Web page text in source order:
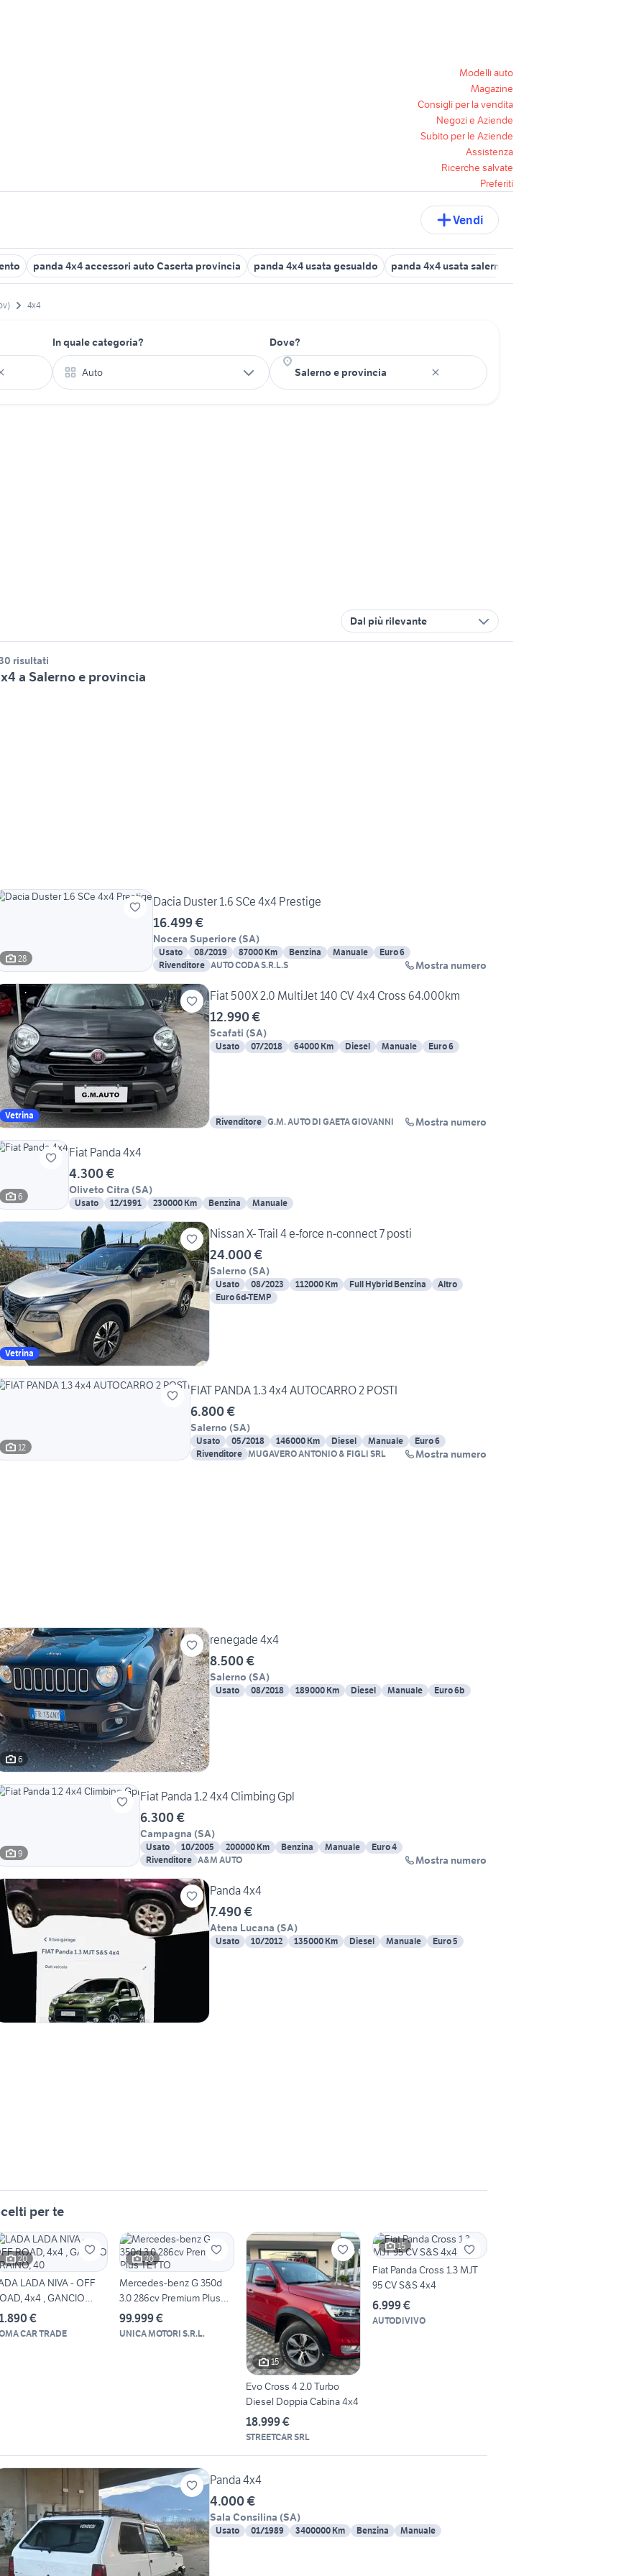
Modelli auto
Magazine
Consigli per la vendita
Negozi e Aziende
Subito per le Aziende
Assistenza
Ricerche salvate
Preferiti
Vendi
panda 4x4 accessori auto Caserta provincia panda 4x4 usata gesualdo panda 4x4 usata salerno e provincia
4x4
In quale categoria?
Auto
Dove?
Dal più rilevante
risultati
a Salerno e provincia
28
Dacia Duster 1.6 SCe 4x4 Prestige
16.499 €
Nocera Superiore (SA)
Usato 08/2019 87000 Km Benzina Manuale
Euro 6
Rivenditore AUTO CODA S.R.L.S Mostra numero
Vetrina
Fiat 500X 2.0 MultiJet 140 CV 4x4 Cross 64.000km
12.990 €
Scafati (SA)
Usato 07/2018 64000 Km Diesel Manuale Euro 6
Rivenditore G.M. AUTO DI GAETA GIOVANNI Mostra numero
6
Fiat Panda 4x4
4.300 €
Oliveto Citra (SA)
Usato 12/1991 230000 Km Benzina Manuale
Vetrina
Nissan X- Trail 4 e-force n-connect 7 posti
24.000 €
Salerno (SA)
Usato 08/2023 112000 Km Full Hybrid Benzina
Altro
Euro 6d-TEMP
12
FIAT PANDA 1.3 4x4 AUTOCARRO 2 POSTI
6.800 €
Salerno (SA)
Usato 05/2018 146000 Km Diesel Manuale
Euro 6
Rivenditore MUGAVERO ANTONIO & FIGLI SRL Mostra numero
6
renegade 4x4
8.500 €
Salerno (SA)
Usato 08/2018 189000 Km Diesel Manuale Euro 6b
9
Fiat Panda 1.2 4x4 Climbing Gpl
6.300 €
Campagna (SA)
Usato 10/2005 200000 Km Benzina Manuale
Euro 4
Rivenditore A&M AUTO Mostra numero
Panda 4x4
7.490 €
Atena Lucana (SA)
Usato 10/2012 135000 Km Diesel Manuale Euro 5
per te
20
LADA NIVA - OFF
4x4 , GANCIO
40
€
CAR TRADE
20
Mercedes-benz G 350d
3.0 286cv Premium Plus
TETTO
99.999 €
UNICA MOTORI S.R.L.
15
Evo Cross 4 2.0 Turbo
Diesel Doppia Cabina 4x4
18.999 €
STREETCAR SRL
15
Fiat Panda Cross 1.3 MJT
95 CV S&S 4x4
6.999 €
AUTODIVIVO
Panda 4x4
4.000 €
Sala Consilina (SA)
Usato 01/1989 3400000 Km Benzina Manuale